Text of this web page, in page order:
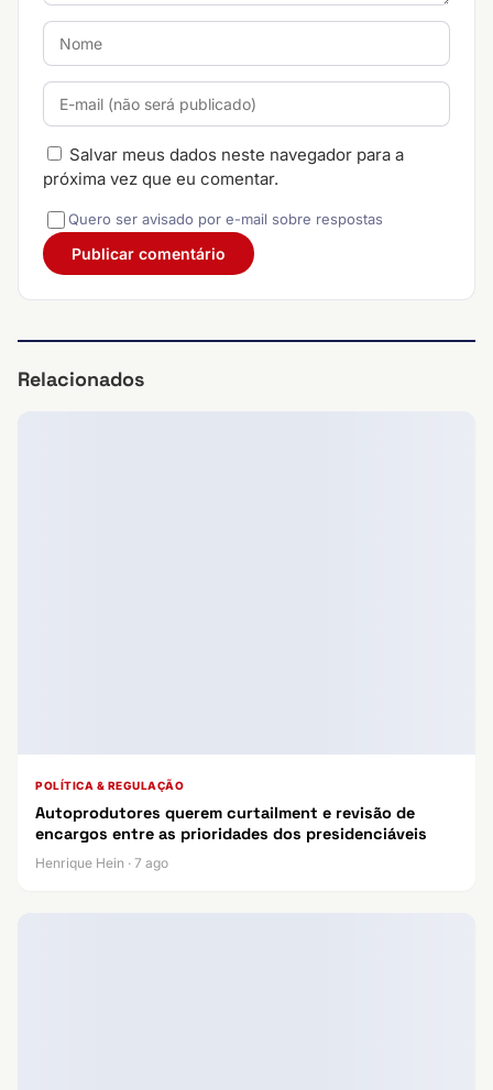
Salvar meus dados neste navegador para a
próxima vez que eu comentar.
Quero ser avisado por e-mail sobre respostas
Relacionados
POLÍTICA & REGULAÇÃO
Autoprodutores querem curtailment e revisão de
encargos entre as prioridades dos presidenciáveis
Henrique Hein · 7 ago